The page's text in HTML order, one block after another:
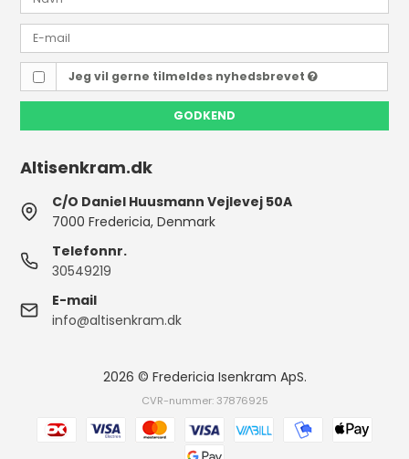
Jeg vil gerne tilmeldes nyhedsbrevet
GODKEND
Altisenkram.dk
C/O Daniel Huusmann Vejlevej 50A
7000 Fredericia, Denmark
Telefonnr.
30549219
E-mail
info@altisenkram.dk
2026 © Fredericia Isenkram ApS.
CVR-nummer: 37876925